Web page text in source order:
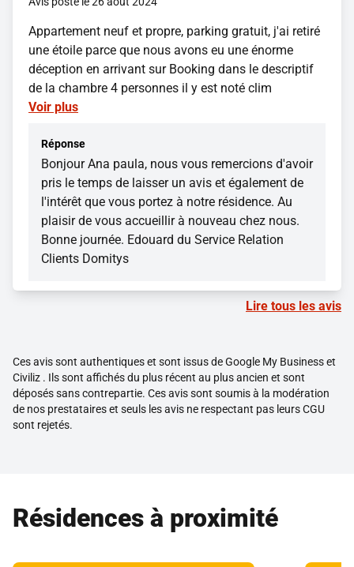
Appartement neuf et propre, parking gratuit, j'ai retiré
une étoile parce que nous avons eu une énorme
déception en arrivant sur Booking dans le descriptif
de la chambre 4 personnes il y est noté clim
Voir plus
Réponse
Bonjour Ana paula, nous vous remercions d'avoir
pris le temps de laisser un avis et également de
l'intérêt que vous portez à notre résidence. Au
plaisir de vous accueillir à nouveau chez nous.
Bonne journée. Edouard du Service Relation
Clients Domitys
Lire tous les avis
Ces avis sont authentiques et sont issus de Google My Business et
Civiliz . Ils sont affichés du plus récent au plus ancien et sont
déposés sans contrepartie. Ces avis sont soumis à la modération
de nos prestataires et seuls les avis ne respectant pas leurs CGU
sont rejetés.
Résidences à proximité